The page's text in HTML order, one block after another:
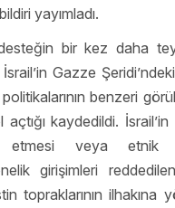
yayımladı.
bir kez daha
Gazze
politikalarının benzeri
kaydedildi. İsrail’in
etmesi veya etnik
girişimleri
topraklarının ilhakına